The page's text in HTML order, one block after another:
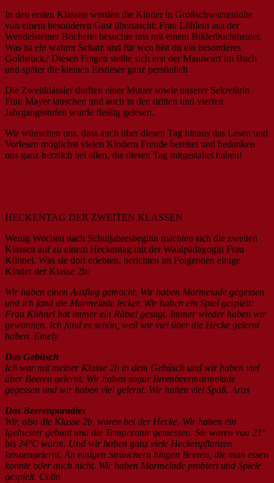
In den ersten Klassen wurden die Kinder in Großschwarzenlohe
von einem besonderen Gast überrascht: Frau Löhlein aus der
Wendelsteiner Bücherei besuchte uns mit einem Bilderbuchtheater.
Was ist ein wahrer Schatz und für wen bist du ein besonderes
Goldstück? Diesen Fragen stellte sich erst der Maulwurf im Buch
und später die kleinen Erstleser ganz persönlich .
Die Zweitklässler durften einer Mutter sowie unserer Sekretärin
Frau Mayer lauschen und auch in den dritten und vierten
Jahrgangsstufen wurde fleißig gelesen.
Wir wünschen uns, dass auch über diesen Tag hinaus das Lesen und
Vorlesen möglichst vielen Kindern Freude bereitet und bedanken
uns ganz herzlich bei allen, die diesen Tag mitgestaltet haben!
HECKENTAG DER ZWEITEN KLASSEN
Wenig Wochen nach Schuljahresbeginn machten sich die zweiten
Klassen auf zu einem Heckentag mit der Waldpädagogin Frau
Kühnel. Was sie dort erlebten, berichten im Folgenden einige
Kinder der Klasse 2b:
Wir haben einen Ausflug gemacht. Wir haben Marmelade gegessen
und ich fand die Marmelade lecker. Wir haben ein Spiel gespielt:
Frau Kühnel hat immer ein Rätsel gesagt. Immer wieder haben wir
gewonnen. Ich fand es schön, weil wir viel über die Hecke gelernt
haben. Emely
Das Gebüsch
Ich war mit meiner Klasse 2b in dem Gebüsch und wir haben viel
über Beeren gelernt. Wir haben sogar Brombeermarmelade
gegessen und wir haben viel gelernt. Wir hatten viel Spaß. Aras
Das Beerenparadies
Wir, also die Klasse 2b, waren bei der Hecke. Wir haben ein
Igelnester gebaut und die Temperatur gemessen. Sie waren von 21°
bis 24°C warm. Und wir haben ganz viele Heckenpflanzen
kennengelernt. An einigen Sträuchern hingen Beeren, die man essen
konnte oder auch nicht. Wir haben Marmelade probiert und Spiele
gespielt. Colin